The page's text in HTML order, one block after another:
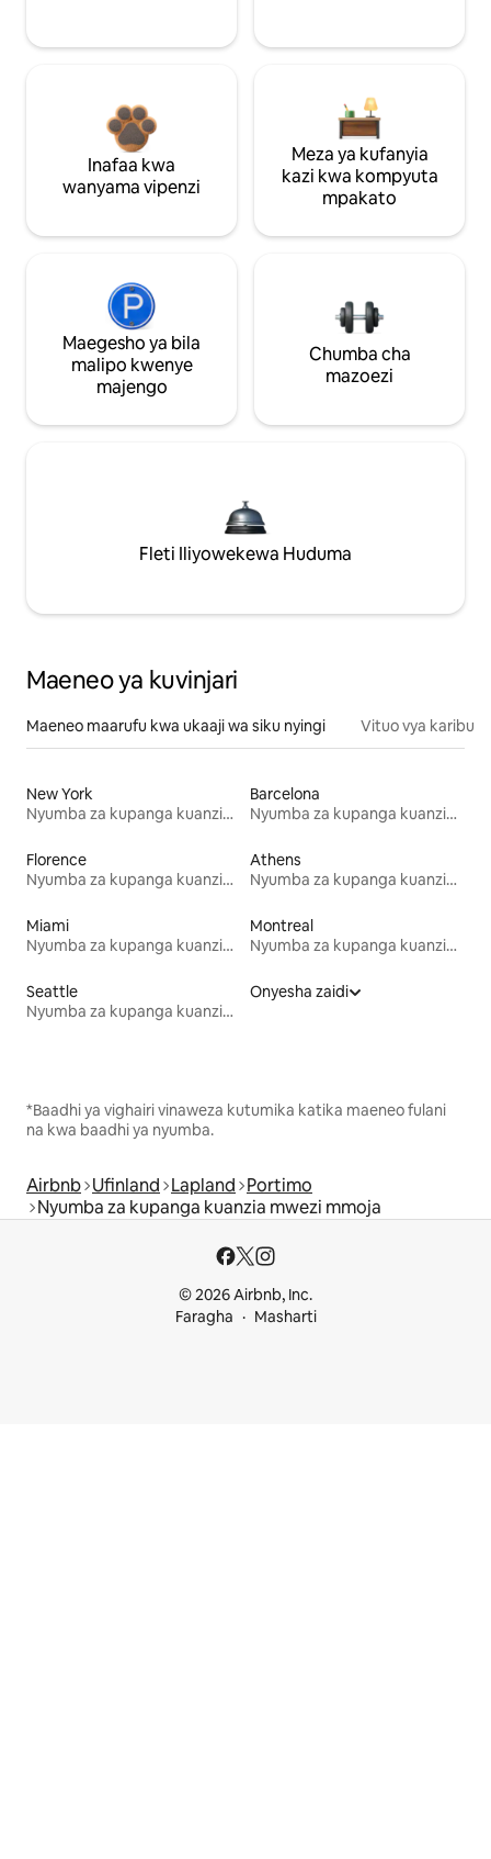
Inafaa kwa
wanyama vipenzi
Meza ya kufanyia
kazi kwa kompyuta
mpakato
Maegesho ya bila
malipo kwenye
majengo
Chumba cha
mazoezi
Fleti Iliyowekewa Huduma
Maeneo ya kuvinjari
Maeneo maarufu kwa ukaaji wa siku nyingi Vituo vya karibu
New York
Nyumba za kupanga kuanzia mwezi mmoja
Barcelona
Nyumba za kupanga kuanzia mwezi mmoja
Florence
Nyumba za kupanga kuanzia mwezi mmoja
Athens
Nyumba za kupanga kuanzia mwezi mmoja
Miami
Nyumba za kupanga kuanzia mwezi mmoja
Montreal
Nyumba za kupanga kuanzia mwezi mmoja
Seattle
Nyumba za kupanga kuanzia mwezi mmoja
Onyesha zaidi
*Baadhi ya vighairi vinaweza kutumika katika maeneo fulani
na kwa baadhi ya nyumba.
Airbnb Ufinland Lapland Portimo
Nyumba za kupanga kuanzia mwezi mmoja
© 2026 Airbnb, Inc.
Faragha
Masharti